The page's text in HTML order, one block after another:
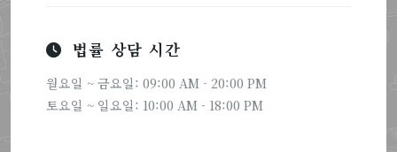
법률 상담 시간
월요일 ~ 금요일: 09:00 AM - 20:00 PM
토요일 ~ 일요일: 10:00 AM - 18:00 PM